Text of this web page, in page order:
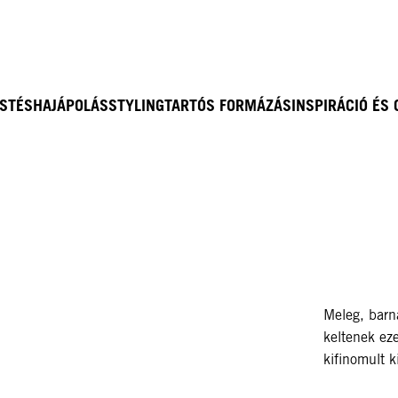
HAJÁPOLÁSSTYLINGTARTÓS FORMÁZÁSINSPIRÁCIÓ ÉS
Meleg,
keltenek
kifinomult